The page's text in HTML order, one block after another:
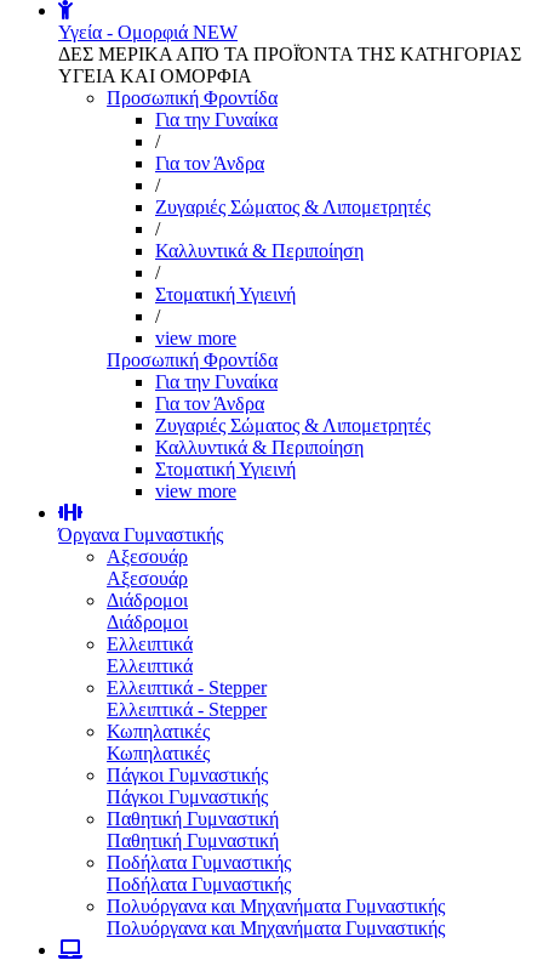
Υγεία - Ομορφιά NEW
ΔΕΣ ΜΕΡΙΚΑ ΑΠΌ ΤΑ ΠΡΟΪΌΝΤΑ ΤΗΣ ΚΑΤΗΓΟΡΙΑΣ
ΥΓΕΙΑ ΚΑΙ ΟΜΟΡΦΙΑ
Προσωπική Φροντίδα
Για την Γυναίκα
/
Για τον Άνδρα
/
Ζυγαριές Σώματος & Λιπομετρητές
/
Καλλυντικά & Περιποίηση
/
Στοματική Υγιεινή
/
view more
Προσωπική Φροντίδα
Για την Γυναίκα
Για τον Άνδρα
Ζυγαριές Σώματος & Λιπομετρητές
Καλλυντικά & Περιποίηση
Στοματική Υγιεινή
view more
Όργανα Γυμναστικής
Αξεσουάρ
Αξεσουάρ
Διάδρομοι
Διάδρομοι
Ελλειπτικά
Ελλειπτικά
Ελλειπτικά - Stepper
Ελλειπτικά - Stepper
Κωπηλατικές
Κωπηλατικές
Πάγκοι Γυμναστικής
Πάγκοι Γυμναστικής
Παθητική Γυμναστική
Παθητική Γυμναστική
Ποδήλατα Γυμναστικής
Ποδήλατα Γυμναστικής
Πολυόργανα και Μηχανήματα Γυμναστικής
Πολυόργανα και Μηχανήματα Γυμναστικής